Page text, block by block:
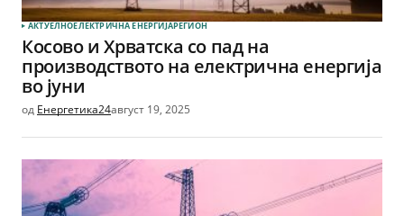
АКТУЕЛНОЕЛЕКТРИЧНА ЕНЕРГИЈАРЕГИОН
Косово и Хрватска со пад на
производството на електрична енергија
во јуни
од Енергетика24август 19, 2025